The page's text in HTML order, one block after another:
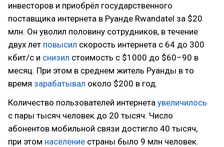
инвесторов и приобрёл государственного
поставщика интернета в Руанде Rwandatel за $20
млн. Он уволил половину сотрудников, в течение
двух лет повысил скорость интернета с 64 до 300
кбит/с и снизил стоимость с $1000 до $60–90 в
месяц. При этом в среднем житель Руанды в то
время зарабатывал около $200 в год.
Количество пользователей интернета увеличилось
с пары тысяч человек до 20 тысяч. Число
абонентов мобильной связи достигло 40 тысяч,
при этом население страны было 9 млн человек.